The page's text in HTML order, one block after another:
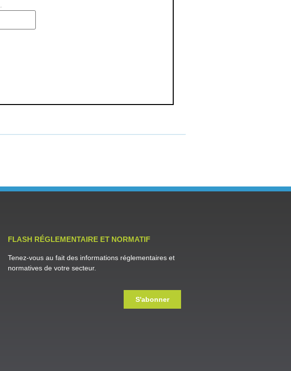
FLASH RÉGLEMENTAIRE ET NORMATIF
Tenez-vous au fait des informations réglementaires et
normatives de votre secteur.
S'abonner